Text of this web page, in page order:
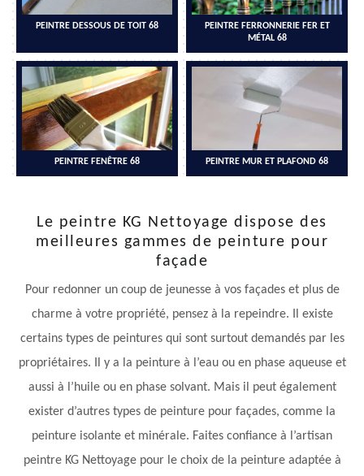
PEINTRE DESSOUS DE TOIT 68
PEINTRE FERRONNERIE FER ET
MÉTAL 68
PEINTRE FENÊTRE 68 PEINTRE MUR ET PLAFOND 68
Le peintre KG Nettoyage dispose des
meilleures gammes de peinture pour
façade
Pour redonner un coup de jeunesse à vos façades et plus de
charme à votre propriété, pensez à la repeindre. Il existe
certains types de peintures qui sont surtout demandés par les
propriétaires. Il y a la peinture à l’eau ou en phase aqueuse et
aussi à l’huile ou en phase solvant. Mais il peut également
exister d’autres types de peinture pour façades, comme la
peinture isolante et minérale. Faites confiance à l’artisan
peintre KG Nettoyage pour le choix de la peinture adaptée à